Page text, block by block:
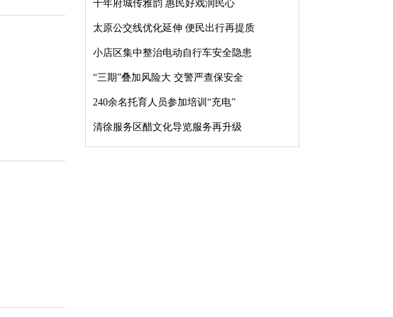
千年府城传雅韵 惠民好戏润民心
太原公交线优化延伸 便民出行再提质
小店区集中整治电动自行车安全隐患
“三期”叠加风险大 交警严查保安全
240余名托育人员参加培训“充电”
清徐服务区醋文化导览服务再升级